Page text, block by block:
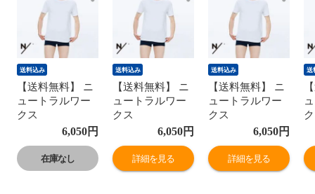
送料込み
【送料無料】 ニ
ュートラルワー
クス
NEUTRALWORKS.
NSKIN BASIC
LIGHT SHORT
6,050円
在庫なし
送料込み
【送料無料】 ニ
ュートラルワー
クス
NEUTRALWORKS.
NSKIN BASIC
LIGHT SHORT
6,050円
詳細を見る
送料込み
【送料無料】 ニ
ュートラルワー
クス
NEUTRALWORKS.
NSKIN BASIC
LIGHT SHORT
6,050円
詳細を見る
送